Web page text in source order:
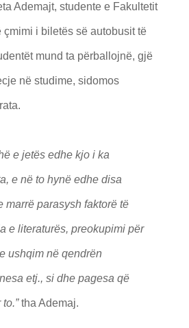
Ademajt, studente e Fakultetit
çmimi i biletës së autobusit të
mund ta përballojnë, gjë
në studime, sidomos
e jetës edhe kjo i ka
e në to hynë edhe disa
marrë parasysh faktorë të
e literaturës, preokupimi për
ushqim në qendrën
etj., si dhe pagesa që
tha Ademaj.